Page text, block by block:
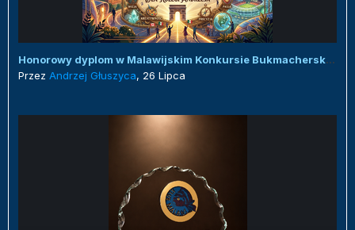
Honorowy dyplom w Malawijskim Konkursie Bukmacherskim :)
Przez Andrzej Głuszyca, 26 Lipca